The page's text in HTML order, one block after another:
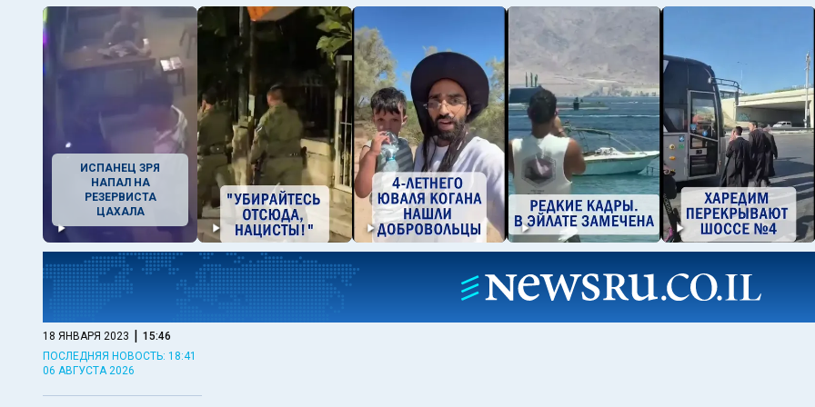
ИСПАНЕЦ ЗРЯ
НАПАЛ НА
РЕЗЕРВИСТА
ЦАХАЛА
18 ЯНВАРЯ 2023 | 15:46
ПОСЛЕДНЯЯ НОВОСТЬ: 18:41
06 АВГУСТА 2026